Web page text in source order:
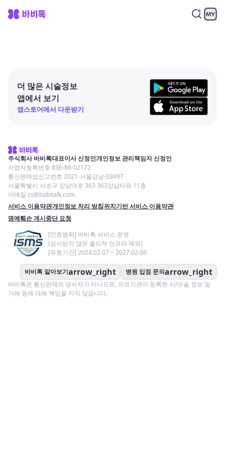
더 많은 시술정보
앱에서 보기
앱스토어에서 다운받기
주식회사 바비톡대표이사 신정인개인정보 관리책임자 신정인
사업자등록번호 836-86-02172
통신판매업신고번호 2021-서울강남-03497
서울특별시 서초구 강남대로 363 363강남타워 11층
이메일 cs@babitalk.com
서비스 이용약관개인정보 처리 방침위치기반 서비스 이용약관
명예훼손 게시중단 요청
[인증범위] 바비톡 서비스 운영
(심사받지 않은 물리적 인프라 제외)
[유효기간] 2024.02.07 ~ 2027.02.06
바비톡 알아보기arrow_right 병원 입점 문의arrow_right
바비톡은 통신판매의 당사자가 아니므로, 의료기관이 등록한 시/수술 정보 및
거래 등에 대해 책임을 지지 않습니다.